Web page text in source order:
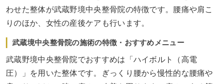
わせた整体が武蔵野境中央整骨院の特徴です。腰痛や肩こ
りのほか、女性の産後ケアも行います。
武蔵境中央整骨院の施術の特徴・おすすめメニュー
武蔵野境中央整骨院でおすすめは「ハイボルト（高電
圧）」を用いた整体です。ぎっくり腰から慢性的な腰痛や